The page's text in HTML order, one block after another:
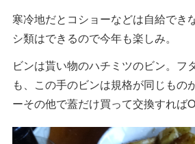
寒冷地だとコショーなどは自給でき
シ類はできるので今年も楽しみ。
ビンは貰い物のハチミツのビン。フ
も、この手のビンは規格が同じもの
ーその他で蓋だけ買って交換すれば